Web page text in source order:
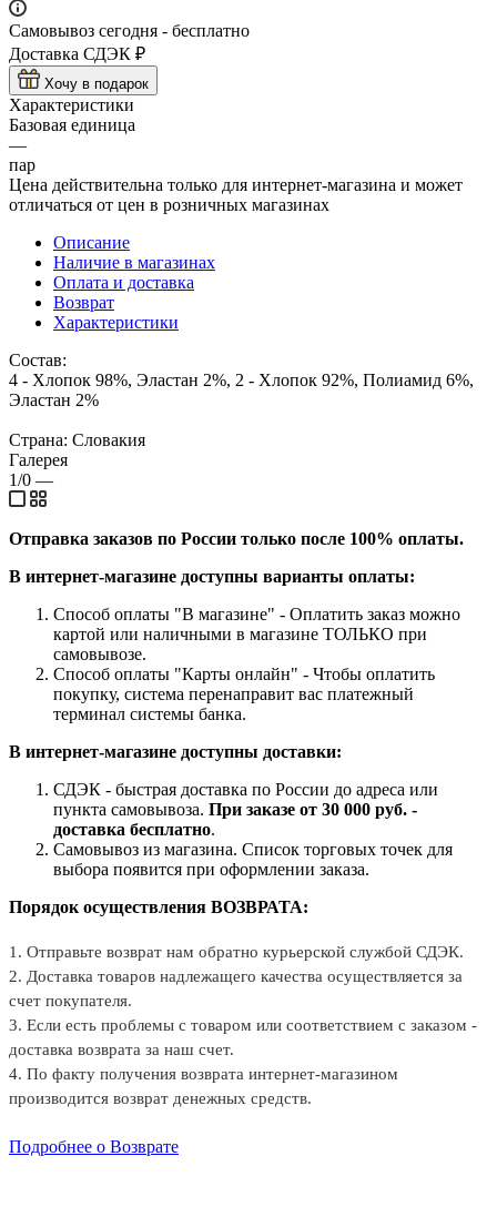
Самовывоз сегодня - бесплатно
Доставка СДЭК ₽
Хочу в подарок
Характеристики
Базовая единица
—
пар
Цена действительна только для интернет-магазина и может
отличаться от цен в розничных магазинах
Описание
Наличие в магазинах
Оплата и доставка
Возврат
Характеристики
Состав:
4 - Хлопок 98%, Эластан 2%, 2 - Хлопок 92%, Полиамид 6%,
Эластан 2%
Страна: Словакия
Галерея
1/0 —
Отправка заказов по России только после 100% оплаты.
В интернет-магазине доступны варианты оплаты:
Способ оплаты "В магазине" - Оплатить заказ можно
картой или наличными в магазине ТОЛЬКО при
самовывозе.
Способ оплаты "Карты онлайн" - Чтобы оплатить
покупку, система перенаправит вас платежный
терминал системы банка.
В интернет-магазине доступны доставки:
СДЭК - быстрая доставка по России до адреса или
пункта самовывоза. При заказе от 30 000 руб. -
доставка бесплатно.
Самовывоз из магазина. Список торговых точек для
выбора появится при оформлении заказа.
Порядок осуществления ВОЗВРАТА:
1. Отправьте возврат нам обратно курьерской службой СДЭК.
2. Доставка товаров надлежащего качества осуществляется за
счет покупателя.
3. Если есть проблемы с товаром или соответствием с заказом -
доставка возврата за наш счет.
4. По факту получения возврата интернет-магазином
производится возврат денежных средств.
Подробнее о Возврате